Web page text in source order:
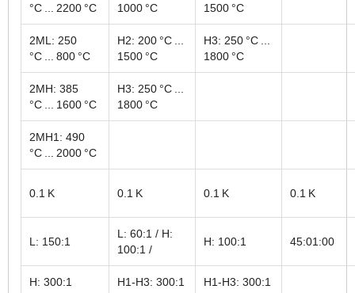
°C ... 2200 °C
1000 °C
1500 °C
2ML: 250
°C ... 800 °C
H2: 200 °C ...
1500 °C
H3: 250 °C ...
1800 °C
2MH: 385
°C ... 1600 °C
H3: 250 °C ...
1800 °C
2MH1: 490
°C ... 2000 °C
0.1 K 0.1 K 0.1 K 0.1 K
L: 150:1
L: 60:1 / H:
100:1 /
H: 100:1 45:01:00
H: 300:1 H1-H3: 300:1 H1-H3: 300:1